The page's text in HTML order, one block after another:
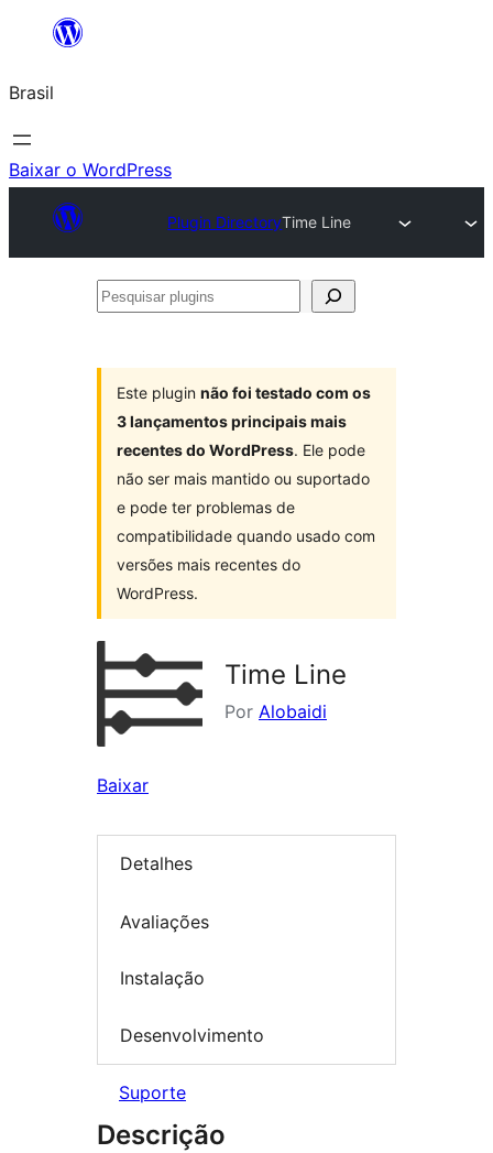
o
conteúdo
Brasil
Baixar o WordPress
Plugin DirectoryTime Line
Pesquisar
Este plugin não foi testado com os
3 lançamentos principais mais
recentes do WordPress. Ele pode
não ser mais mantido ou suportado
e pode ter problemas de
compatibilidade quando usado com
versões mais recentes do
WordPress.
Time Line
Por Alobaidi
Baixar
Detalhes
Avaliações
Instalação
Desenvolvimento
Suporte
Descrição